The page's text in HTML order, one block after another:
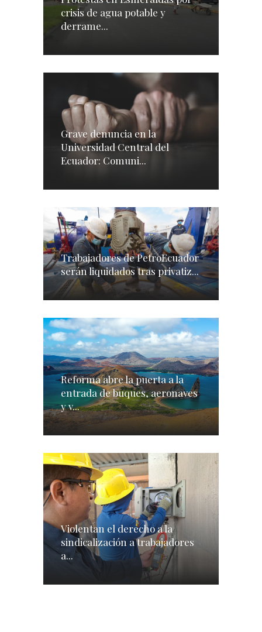
crisis de agua potable y
derrame...
Grave denuncia en la
Universidad Central del
Ecuador: Comuni...
Trabajadores de PetroEcuador
serán liquidados tras privatiz...
Reforma abre la puerta a la
entrada de buques, aeronaves
y v...
Violentan el derecho a la
sindicalización a trabajadores
a...